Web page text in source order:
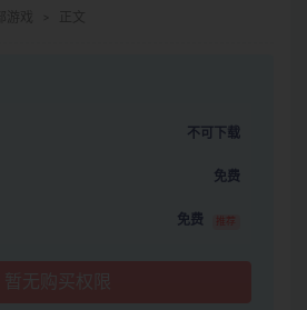
不可下载
免费
免费 推荐